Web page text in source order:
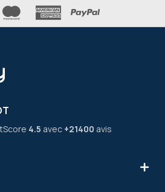
4.5 avec +21400 avis